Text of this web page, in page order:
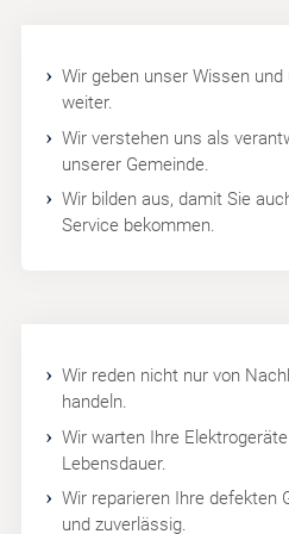
Wir geben unser Wissen
weiter.
Wir verstehen uns als
unserer Gemeinde.
Wir bilden aus, damit Sie
Service bekommen.
Wir reden nicht nur von
handeln.
Wir warten Ihre
Lebensdauer.
Wir reparieren Ihre defekten
und zuverlässig.